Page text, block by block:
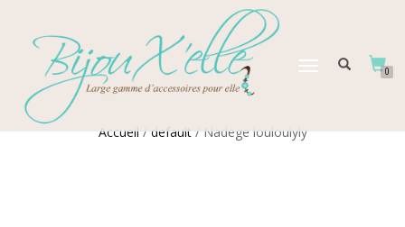
DÉPLIER
0
Accueil/default/ Nadege louloulyly